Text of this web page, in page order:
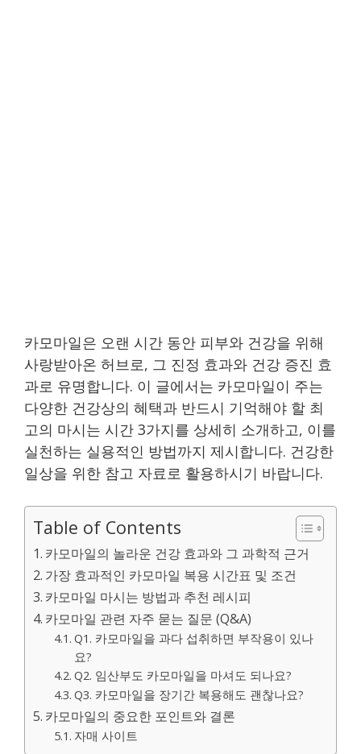
카모마일은 오랜 시간 동안 피부와 건강을 위해
사랑받아온 허브로, 그 진정 효과와 건강 증진 효
과로 유명합니다. 이 글에서는 카모마일이 주는
다양한 건강상의 혜택과 반드시 기억해야 할 최
고의 마시는 시간 3가지를 상세히 소개하고, 이를
실천하는 실용적인 방법까지 제시합니다. 건강한
일상을 위한 참고 자료로 활용하시기 바랍니다.
Table of Contents
카모마일의 놀라운 건강 효과와 그 과학적 근거
가장 효과적인 카모마일 복용 시간표 및 조건
카모마일 마시는 방법과 추천 레시피
카모마일 관련 자주 묻는 질문 (Q&A)
Q1. 카모마일을 과다 섭취하면 부작용이 있나
요?
Q2. 임산부도 카모마일을 마셔도 되나요?
Q3. 카모마일을 장기간 복용해도 괜찮나요?
카모마일의 중요한 포인트와 결론
자매 사이트